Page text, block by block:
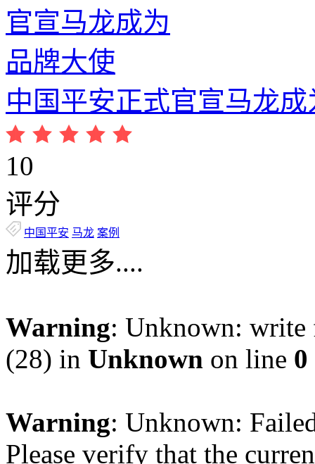
中国平安正式官宣马龙
10
评分
中国平安 马龙 案例
加载更多....
Warning: Unknown: write
(28) in Unknown on line 0
Warning: Unknown:
Please verify that the